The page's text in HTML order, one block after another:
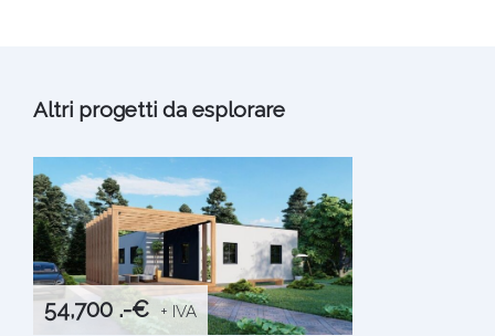
Altri progetti da esplorare
54,700 .-€ + IVA